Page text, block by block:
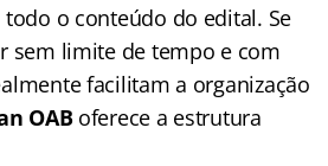
o conteúdo do edital. Se
sem limite de tempo e com
facilitam a organização
OAB oferece a estrutura